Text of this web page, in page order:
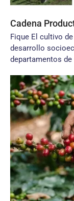
Cadena
Fique El cultivo
desarrollo
departamentos de